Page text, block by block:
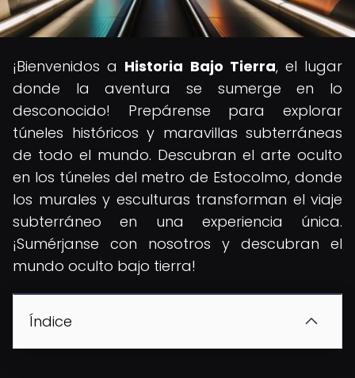
¡Bienvenidos a Historia Bajo Tierra, el lugar
donde la aventura se sumerge en lo
desconocido! Prepárense para explorar
túneles históricos y maravillas subterráneas
de todo el mundo. Descubran el arte oculto
en los túneles del metro de Estocolmo, donde
los murales y esculturas transforman el viaje
subterráneo en una experiencia única.
¡Sumérjanse con nosotros y descubran el
mundo oculto bajo tierra!
Índice